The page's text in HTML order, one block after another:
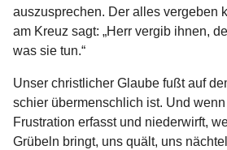
auszusprechen. Der alles vergeben
am Kreuz sagt: „Herr vergib ihnen,
was sie tun.“
Unser christlicher Glaube fußt auf
schier übermenschlich ist. Und
Frustration erfasst und niederwirft,
Grübeln bringt, uns quält, uns